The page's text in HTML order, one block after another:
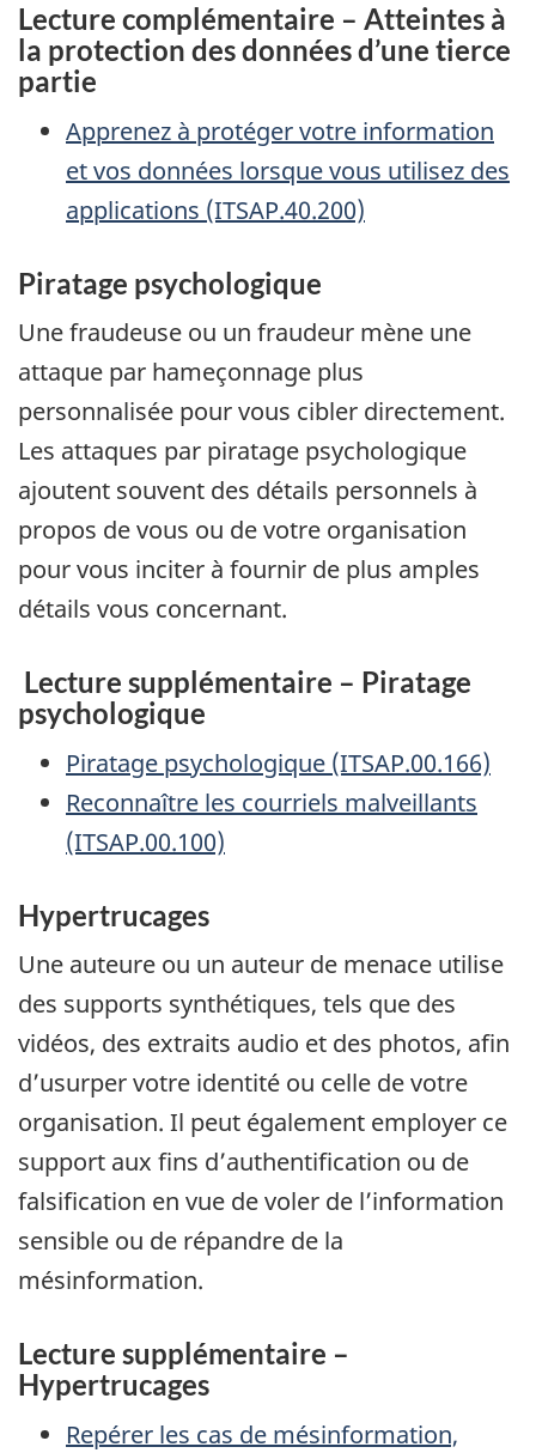
Lecture complémentaire – Atteintes à
la protection des données d’une tierce
partie
Apprenez à protéger votre information
et vos données lorsque vous utilisez des
applications (ITSAP.40.200)
Piratage psychologique
Une fraudeuse ou un fraudeur mène une
attaque par hameçonnage plus
personnalisée pour vous cibler directement.
Les attaques par piratage psychologique
ajoutent souvent des détails personnels à
propos de vous ou de votre organisation
pour vous inciter à fournir de plus amples
détails vous concernant.
Lecture supplémentaire – Piratage
psychologique
Piratage psychologique (ITSAP.00.166)
Reconnaître les courriels malveillants
(ITSAP.00.100)
Hypertrucages
Une auteure ou un auteur de menace utilise
des supports synthétiques, tels que des
vidéos, des extraits audio et des photos, afin
d’usurper votre identité ou celle de votre
organisation. Il peut également employer ce
support aux fins d’authentification ou de
falsification en vue de voler de l’information
sensible ou de répandre de la
mésinformation.
Lecture supplémentaire –
Hypertrucages
Repérer les cas de mésinformation,